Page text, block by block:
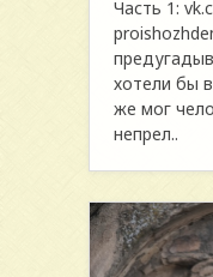
Часть 1:
хотели бы
же мог
непрел..